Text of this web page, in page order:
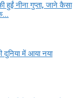
नीना गुप्ता, जाने कैसा
में आया नया